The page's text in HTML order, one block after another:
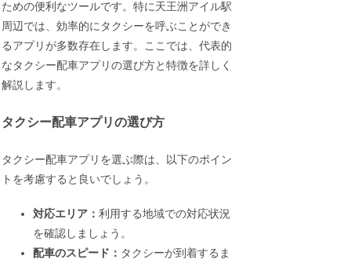
ための便利なツールです。特に天王洲アイル駅
周辺では、効率的にタクシーを呼ぶことができ
るアプリが多数存在します。ここでは、代表的
なタクシー配車アプリの選び方と特徴を詳しく
解説します。
タクシー配車アプリの選び方
タクシー配車アプリを選ぶ際は、以下のポイン
トを考慮すると良いでしょう。
対応エリア：利用する地域での対応状況
を確認しましょう。
配車のスピード： タクシーが到着するま